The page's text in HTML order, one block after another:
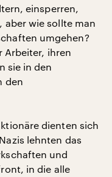
einsperren,
aber wie sollte man
umgehen?
Arbeiter, ihren
sie in den
den
dienten sich
lehnten das
und
in die alle